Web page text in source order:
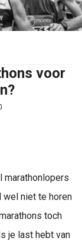
voor
marathonlopers
wel niet te horen
toch
je last hebt van